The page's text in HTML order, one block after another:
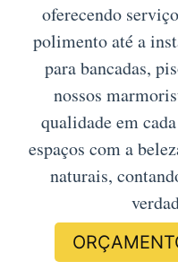
oferecendo
polimento até a
para bancadas,
nossos
qualidade em
espaços com a
naturais,